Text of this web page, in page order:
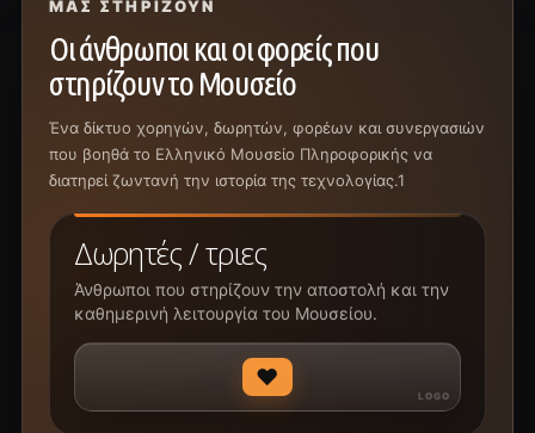
ΜΑΣ ΣΤΗΡΊΖΟΥΝ
Οι άνθρωποι και οι φορείς που
στηρίζουν το Μουσείο
Ένα δίκτυο χορηγών, δωρητών, φορέων και συνεργασιών
που βοηθά το Ελληνικό Μουσείο Πληροφορικής να
διατηρεί ζωντανή την ιστορία της τεχνολογίας.1
Δωρητές / τριες
Άνθρωποι που στηρίζουν την αποστολή και την
καθημερινή λειτουργία του Μουσείου.
♥